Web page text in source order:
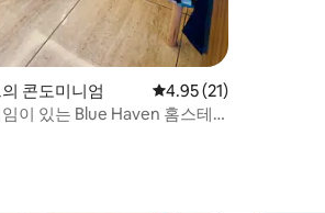
콘도미니엄 평점 4.95점(5점 만점),
4.95 (21)
이 있는 Blue Haven 홈스테